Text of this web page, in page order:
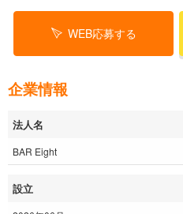
WEB応募する
企業情報
法人名
BAR Eight
設立